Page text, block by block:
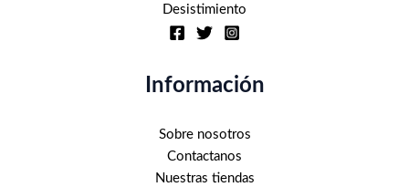
Desistimiento
Información
Sobre nosotros
Contactanos
Nuestras tiendas